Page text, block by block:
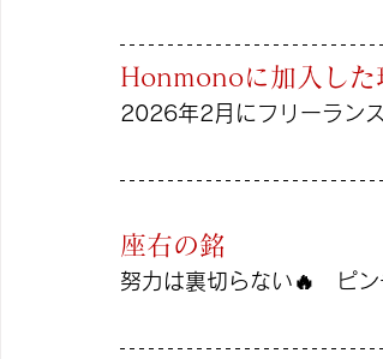
Honmonoに加入した
2026年2月にフリーラン
座右の銘
努力は裏切らない🔥　ピ